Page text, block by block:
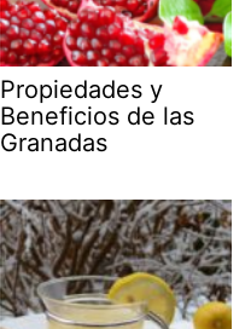
Propiedades y
Beneficios de las
Granadas